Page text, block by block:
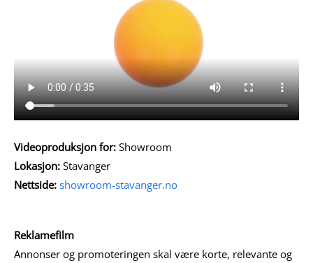
Videoproduksjon for: Showroom
Lokasjon: Stavanger
Nettside: showroom-stavanger.no
Reklamefilm
Annonser og promoteringen skal være korte, relevante og